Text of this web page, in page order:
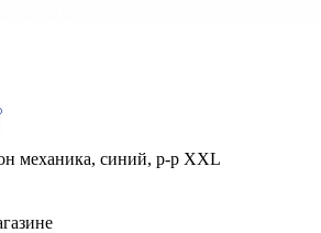
механика, синий, р-р XXL